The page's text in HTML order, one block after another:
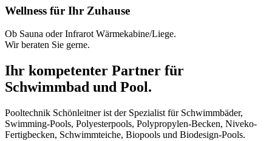
Wellness für Ihr Zuhause
Ob Sauna oder Infrarot Wärmekabine/Liege.
Wir beraten Sie gerne.
Ihr kompetenter Partner für
Schwimmbad und Pool.
Pooltechnik Schönleitner ist der Spezialist für Schwimmbäder,
Swimming-Pools, Polyesterpools, Polypropylen-Becken, Niveko-
Fertigbecken, Schwimmteiche, Biopools und Biodesign-Pools.